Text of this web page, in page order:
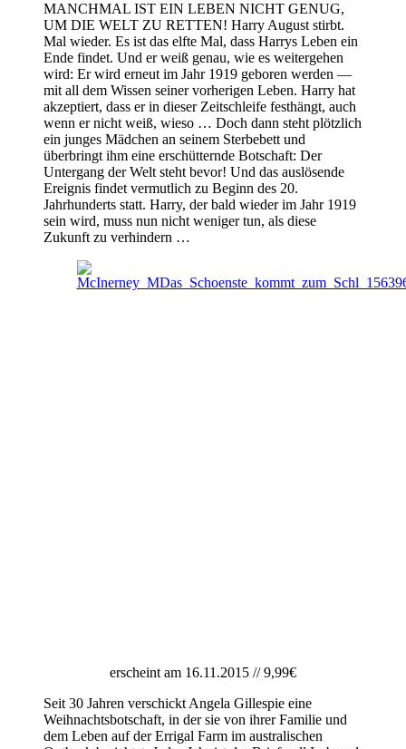
MANCHMAL IST EIN LEBEN NICHT GENUG,
UM DIE WELT ZU RETTEN! Harry August stirbt.
Mal wieder. Es ist das elfte Mal, dass Harrys Leben ein
Ende findet. Und er weiß genau, wie es weitergehen
wird: Er wird erneut im Jahr 1919 geboren werden —
mit all dem Wissen seiner vorherigen Leben. Harry hat
akzeptiert, dass er in dieser Zeitschleife festhängt, auch
wenn er nicht weiß, wieso … Doch dann steht plötzlich
ein junges Mädchen an seinem Sterbebett und
überbringt ihm eine erschütternde Botschaft: Der
Untergang der Welt steht bevor! Und das auslösende
Ereignis findet vermutlich zu Beginn des 20.
Jahrhunderts statt. Harry, der bald wieder im Jahr 1919
sein wird, muss nun nicht weniger tun, als diese
Zukunft zu verhindern …
erscheint am 16.11.2015 // 9,99€
Seit 30 Jahren verschickt Angela Gillespie eine
Weihnachtsbotschaft, in der sie von ihrer Familie und
dem Leben auf der Errigal Farm im australischen